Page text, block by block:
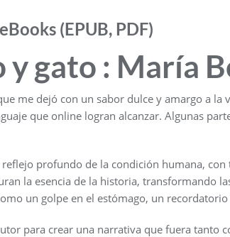
(EPUB, PDF)
y gato : María
me dejó con un sabor dulce y amargo a la
que online logran alcanzar. Algunas
profundo de la condición humana,
la esencia de la historia, transformando
un golpe en el estómago, un
para crear una narrativa que fuera tanto